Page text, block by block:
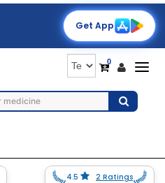
Get App
0
4.5 2 Ratings